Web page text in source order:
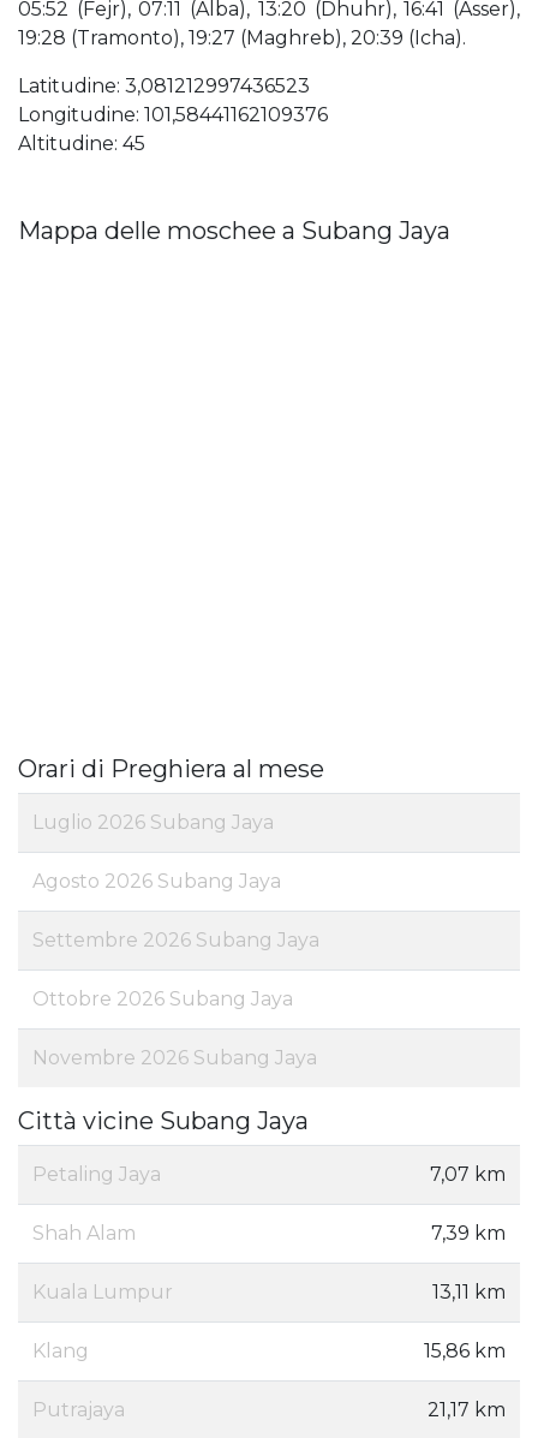
05:52 (Fejr), 07:11 (Alba), 13:20 (Dhuhr), 16:41 (Asser),
19:28 (Tramonto), 19:27 (Maghreb), 20:39 (Icha).
Latitudine: 3,081212997436523
Longitudine: 101,58441162109376
Altitudine: 45
Mappa delle moschee a Subang Jaya
Orari di Preghiera al mese
Luglio 2026 Subang Jaya
Agosto 2026 Subang Jaya
Settembre 2026 Subang Jaya
Ottobre 2026 Subang Jaya
Novembre 2026 Subang Jaya
Città vicine Subang Jaya
Petaling Jaya 7,07 km
Shah Alam 7,39 km
Kuala Lumpur 13,11 km
Klang 15,86 km
Putrajaya 21,17 km